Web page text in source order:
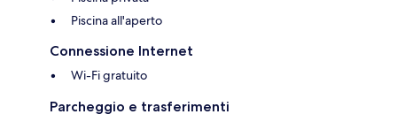
Piscina all'aperto
Connessione Internet
Wi-Fi gratuito
Parcheggio e trasferimenti